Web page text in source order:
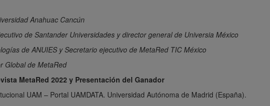
Anahuac Cancún
de Santander Universidades y director general de Universia México
de ANUIES y Secretario ejecutivo de MetaRed TIC México
Global de MetaRed
MetaRed 2022 y Presentación del Ganador
UAM – Portal UAMDATA. Universidad Autónoma de Madrid (España).